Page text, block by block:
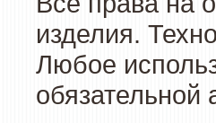
изделия.
Любое
обязательной